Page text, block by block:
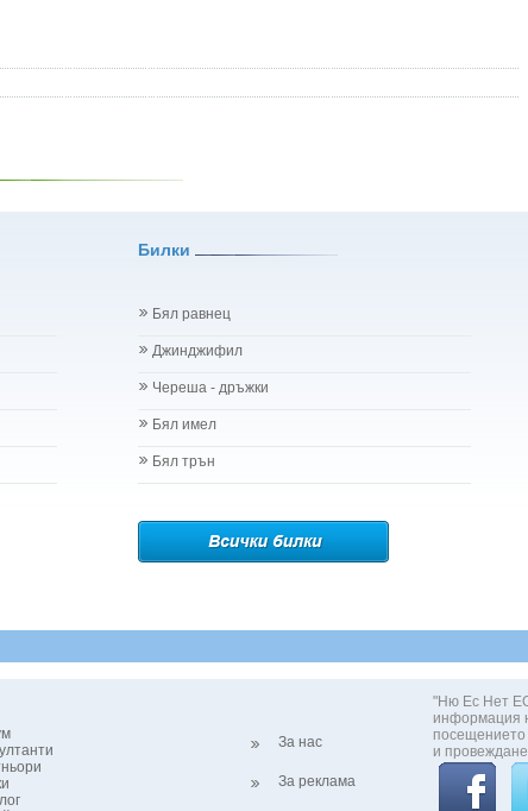
Билки
Бял равнец
Джинджифил
Череша - дръжки
Бял имел
Бял трън
"Ню Ес Нет
информация
посещението
и
За нас
За реклама